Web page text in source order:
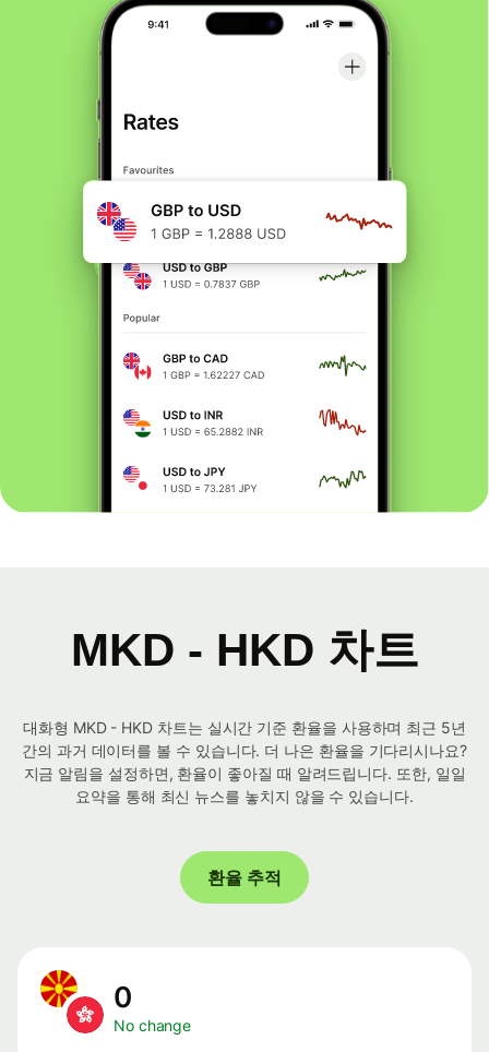
MKD - HKD 차트
대화형 MKD - HKD 차트는 실시간 기준 환율을 사용하며 최근 5년
간의 과거 데이터를 볼 수 있습니다. 더 나은 환율을 기다리시나요?
지금 알림을 설정하면, 환율이 좋아질 때 알려드립니다. 또한, 일일
요약을 통해 최신 뉴스를 놓치지 않을 수 있습니다.
환율 추적
0
No change